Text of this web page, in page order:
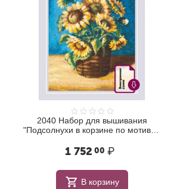
2040 Набор для вышивания
"Подсолнухи в корзине по мотивам
1 752 00 ₽
В корзину